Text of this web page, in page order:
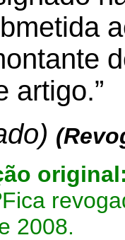
artigo.”
Fica
2008.